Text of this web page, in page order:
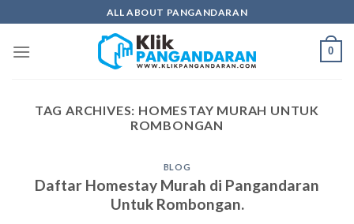
to
content
ALL ABOUT PANGANDARAN
0
TAG ARCHIVES: HOMESTAY MURAH UNTUK
ROMBONGAN
BLOG
Daftar Homestay Murah di Pangandaran
Untuk Rombongan.